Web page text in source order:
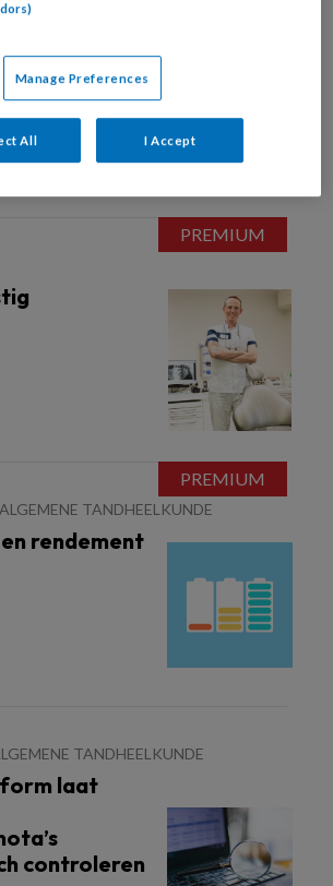
TANDHEELKUNDE
regels
in de
ALGEMENE TANDHEELKUNDE
rendement
TANDHEELKUNDE
laat
controleren
Manage Preferences
All I Accept